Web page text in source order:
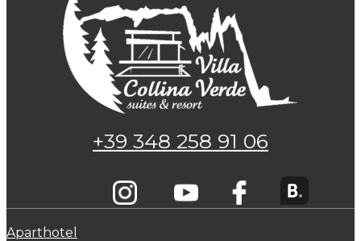
+39 348 258 91 06
Aparthotel